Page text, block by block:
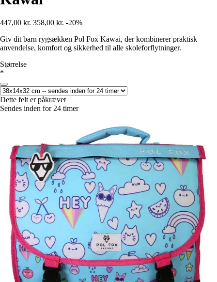
447,00 kr. 358,00 kr. -20%
Giv dit barn rygsækken Pol Fox Kawai, der kombinerer praktisk
anvendelse, komfort og sikkerhed til alle skoleforflytninger.
Størrelse
*
Dette felt er påkrævet
Sendes inden for 24 timer